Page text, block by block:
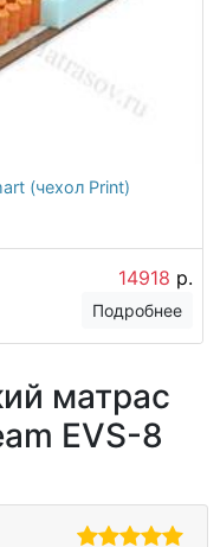
(чехол Print)
14918 р.
Подробнее
матрас
EVS-8